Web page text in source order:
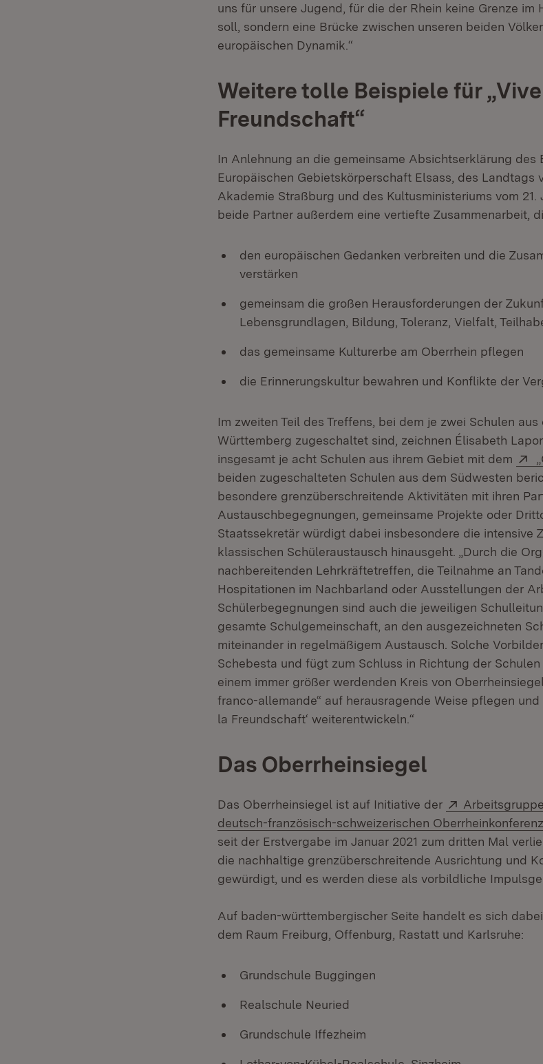
uns für unsere Jugend, für die der Rhein keine Grenze im
soll, sondern eine Brücke zwischen unseren beiden
europäischen Dynamik.“
Weitere tolle Beispiele für
Freundschaft“
In Anlehnung an die gemeinsame Absichtserklärung des
Europäischen Gebietskörperschaft Elsass, des Landtags
Akademie Straßburg und des Kultusministeriums vom 21.
beide Partner außerdem eine vertiefte Zusammenarbeit,
den europäischen Gedanken verbreiten und die
verstärken
gemeinsam die großen Herausforderungen der
Lebensgrundlagen, Bildung, Toleranz, Vielfalt,
das gemeinsame Kulturerbe am Oberrhein pflegen
die Erinnerungskultur bewahren und Konflikte der
Im zweiten Teil des Treffens, bei dem je zwei Schulen
Württemberg zugeschaltet sind, zeichnen Élisabeth
insgesamt je acht Schulen aus ihrem Gebiet mit dem
beiden zugeschalteten Schulen aus dem Südwesten
besondere grenzüberschreitende Aktivitäten mit ihren
Austauschbegegnungen, gemeinsame Projekte oder
Staatssekretär würdigt dabei insbesondere die intensive
klassischen Schüleraustausch hinausgeht. „Durch die
nachbereitenden Lehrkräftetreffen, die Teilnahme an
Hospitationen im Nachbarland oder Ausstellungen der
Schülerbegegnungen sind auch die jeweiligen
gesamte Schulgemeinschaft, an den ausgezeichneten
miteinander in regelmäßigem Austausch. Solche
Schebesta und fügt zum Schluss in Richtung der Schulen
einem immer größer werdenden Kreis von
franco-allemande“ auf herausragende Weise pflegen und
la Freundschaft‘ weiterentwickeln.“
Das Oberrheinsiegel
Das Oberrheinsiegel ist auf Initiative der Extern:
deutsch-französisch-schweizerischen Oberrheinkonferenz
seit der Erstvergabe im Januar 2021 zum dritten Mal
die nachhaltige grenzüberschreitende Ausrichtung und
gewürdigt, und es werden diese als vorbildliche
Auf baden-württembergischer Seite handelt es sich
dem Raum Freiburg, Offenburg, Rastatt und Karlsruhe:
Grundschule Buggingen
Realschule Neuried
Grundschule Iffezheim